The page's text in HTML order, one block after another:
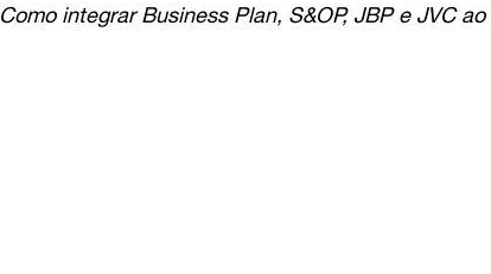
Como integrar Business Plan, S&OP, JBP e JVC